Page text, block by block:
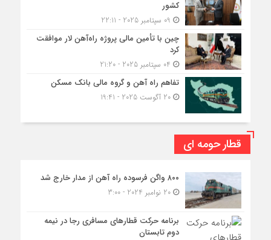
کشور
چین با تأمین مالی پروژه راه‌آهن لار موافقت
کرد
تفاهم راه آهن و گروه مالی بانک مسکن
20 آگوست 2025 - 19:41
قطار حومه ای
۸۰۰ واگن فرسوده راه آهن از مدار خارج شد
20 نوامبر 2024 - 3:00
برنامه حرکت قطارهای مسافری رجا در نیمه
دوم تابستان